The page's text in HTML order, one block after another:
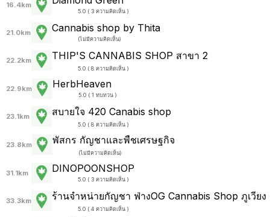
16.4km
5.0 ( 3 ความคิดเห็น )
21.0km Cannabis shop by Thita
(ไม่มีความคิดเห็น)
22.2km THIP'S CANNABIS SHOP สาขา 2
5.0 ( 8 ความคิดเห็น )
22.9km HerbHeaven
5.0 ( 1 ทบทวน )
23.1km สบายใจ 420 Canabis shop
5.0 ( 8 ความคิดเห็น )
23.8km พัสกร กัญชาและพืชเศรษฐกิจ
(ไม่มีความคิดเห็น)
31.1km DINOPOONSHOP
5.0 ( 3 ความคิดเห็น )
33.3km ร้านจำหน่ายกัญชา ฟ่างOG Cannabis Shop ภูเวียง
5.0 ( 4 ความคิดเห็น )